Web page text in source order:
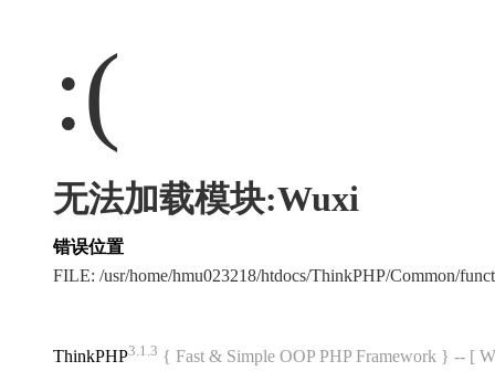
:(
无法加载模块:Wuxi
错误位置
FILE: /usr/home/hmu023218/htdocs/ThinkPHP/Common/
ThinkPHP3.1.3 { Fast & Simple OOP PHP Framework } -- [